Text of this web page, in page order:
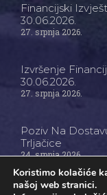
Financijski
30.06.2026.
27. srpnja 2026.
Izvršenje
30.06.2026.
27. srpnja 2026.
Poziv Na
Trljačice
24. srpnja 2026.
Koristimo kolačiće
našoj web stranici.